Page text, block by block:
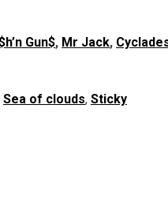
Gun$, Mr Jack,
Sea of clouds, Sticky